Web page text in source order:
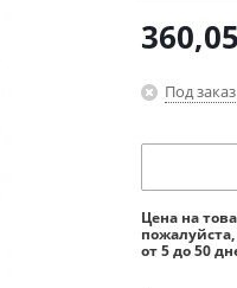
Под заказ
Цена на
от 5 до 50